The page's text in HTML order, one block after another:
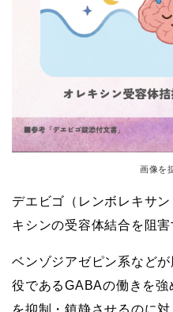
画像を
デエビゴ（レンボレキサ
キシンの受容体結合を阻害
ベンゾジアゼピン系など
役であるGABAの働きを強
を抑制・鎮静させるのに